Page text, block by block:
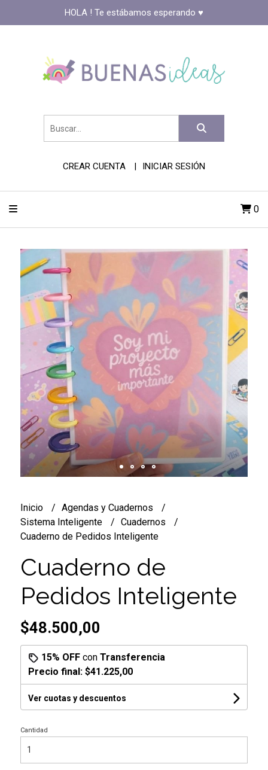
HOLA ! Te estábamos esperando ♥️
CREAR CUENTA INICIAR SESIÓN
0
Inicio
Agendas y Cuadernos
Sistema Inteligente
Cuadernos
Cuaderno de Pedidos Inteligente
Cuaderno de
Pedidos Inteligente
$48.500,00
15% OFFcon Transferencia
Precio final: $41.225,00
Ver cuotas y descuentos
Cantidad